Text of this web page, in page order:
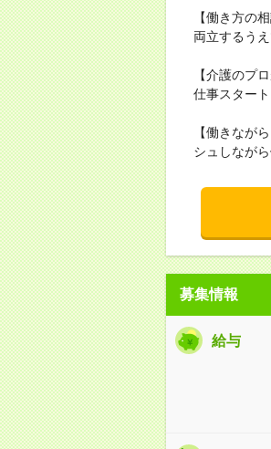
【働き方の
両立するう
【介護のプ
仕事スター
【働きなが
シュしなが
募集情報
給与